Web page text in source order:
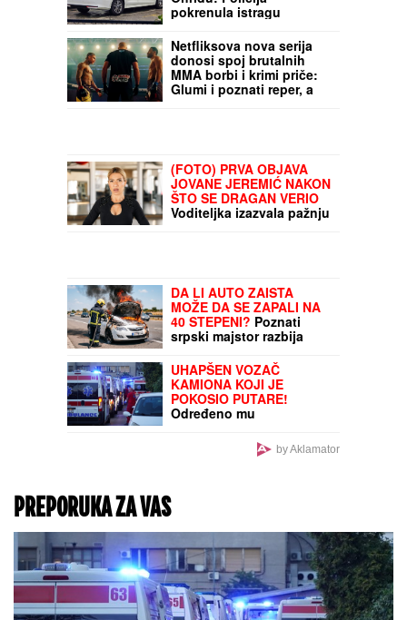
ŽENA PRONAĐENA
MRTVA U HOTELU Užas u
Ohridu: Policija
pokrenula istragu
Glumi i poznati reper, a
ovo su prvi komentari
(FOTO) PRVA OBJAVA
JOVANE JEREMIĆ NAKON
ŠTO SE DRAGAN VERIO